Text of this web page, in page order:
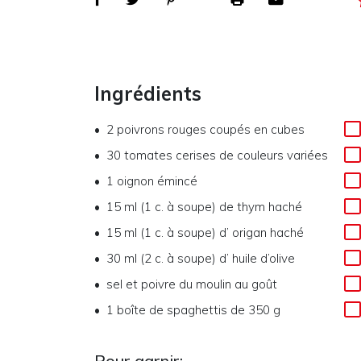
Ingrédients
2 poivrons rouges coupés en cubes
30 tomates cerises de couleurs variées
1 oignon émincé
15 ml (1 c. à soupe) de thym haché
15 ml (1 c. à soupe) d’ origan haché
30 ml (2 c. à soupe) d’ huile d’olive
sel et poivre du moulin au goût
1 boîte de spaghettis de 350 g